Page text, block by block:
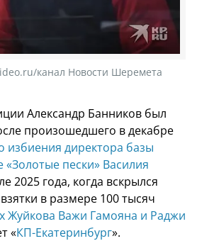
канал Новости Шеремета
Александр Банников был
произошедшего в декабре
избиения директора базы
пески» Василия
2025 года, когда вскрылся
в размере 100 тысяч
Жуйкова Важи Гамояна и Раджи
«КП-Екатеринбург».